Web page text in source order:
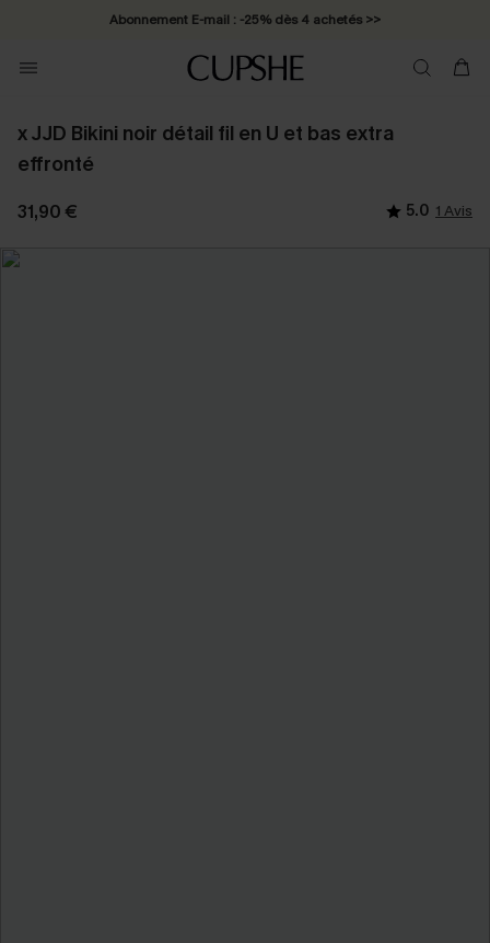
Abonnement E-mail : -25% dès 4 achetés >>
x JJD Bikini noir détail fil en U et bas extra
effronté
31,90 € 5.0 1 Avis